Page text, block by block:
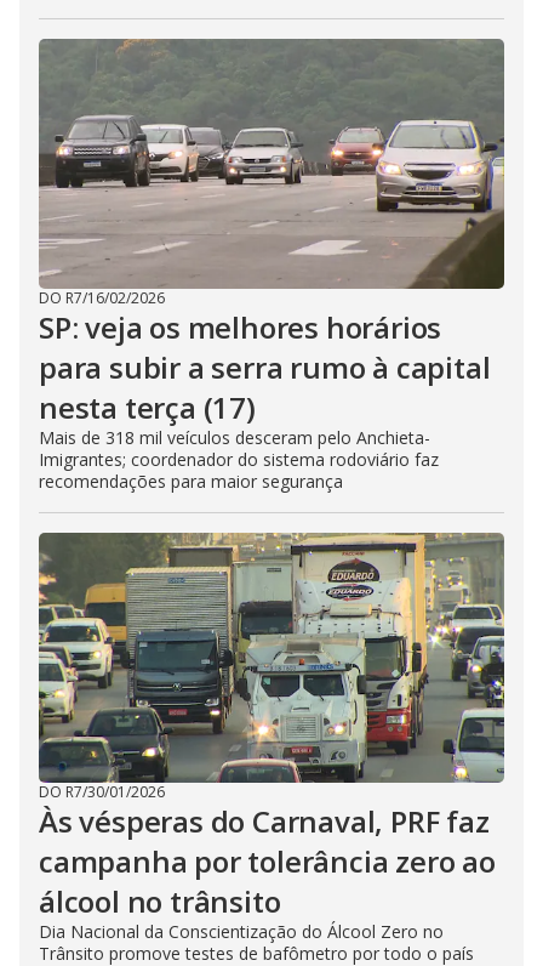
DO R7/16/02/2026
SP: veja os melhores horários
para subir a serra rumo à capital
nesta terça (17)
Mais de 318 mil veículos desceram pelo Anchieta-
Imigrantes; coordenador do sistema rodoviário faz
recomendações para maior segurança
DO R7/30/01/2026
Às vésperas do Carnaval, PRF faz
campanha por tolerância zero ao
álcool no trânsito
Dia Nacional da Conscientização do Álcool Zero no
Trânsito promove testes de bafômetro por todo o país